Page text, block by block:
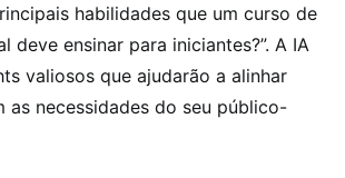
habilidades que um curso de
deve ensinar para iniciantes?”. A IA
valiosos que ajudarão a alinhar
as necessidades do seu público-